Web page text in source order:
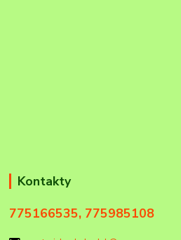
Kontakty
775166535, 775985108